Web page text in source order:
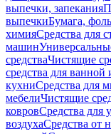
выпечки, запекания
выпечкиБумага,
химияСредства для
машин
средстваЧистящие
средства для ванной
кухниСредства для
мебелиЧистящие
ковровСредства для
воздухаСредства от